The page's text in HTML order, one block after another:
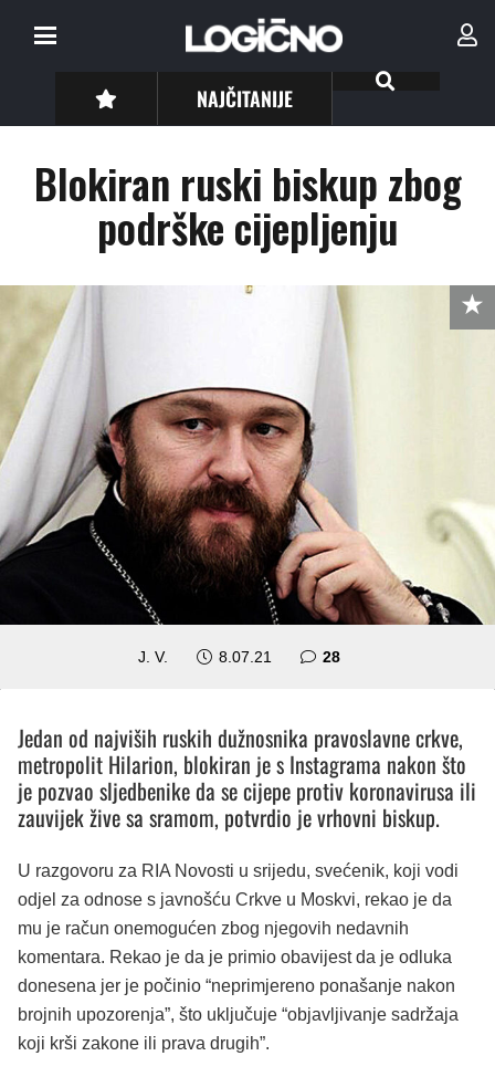
NAJČITANIJE
Blokiran ruski biskup zbog
podrške cijepljenju
J. V. 8.07.21 28komentara
Jedan od najviših ruskih dužnosnika pravoslavne crkve,
metropolit Hilarion, blokiran je s Instagrama nakon što
je pozvao sljedbenike da se cijepe protiv koronavirusa ili
zauvijek žive sa sramom, potvrdio je vrhovni biskup.
U razgovoru za RIA Novosti u srijedu, svećenik, koji vodi
odjel za odnose s javnošću Crkve u Moskvi, rekao je da
mu je račun onemogućen zbog njegovih nedavnih
komentara. Rekao je da je primio obavijest da je odluka
donesena jer je počinio “neprimjereno ponašanje nakon
brojnih upozorenja”, što uključuje “objavljivanje sadržaja
koji krši zakone ili prava drugih”.